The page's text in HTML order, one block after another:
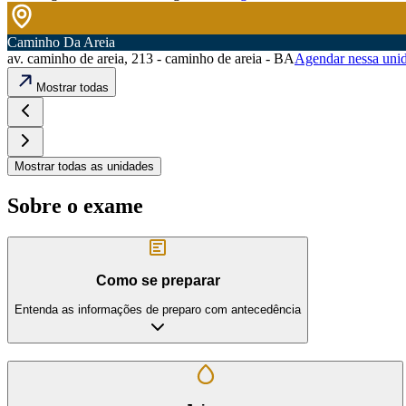
Caminho Da Areia
av. caminho de areia, 213 - caminho de areia - BAAgendar nessa
Mostrar todas
Mostrar todas as unidades
Sobre o exame
Como se preparar
Entenda as informações de preparo com antecedência